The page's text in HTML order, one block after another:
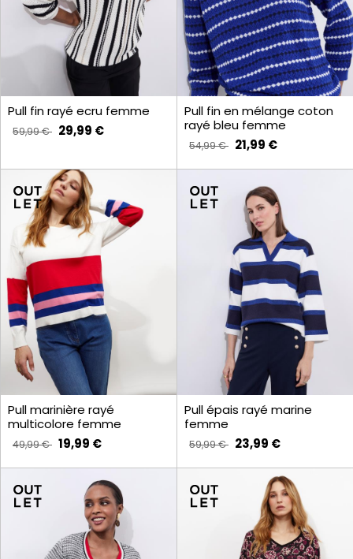
Pull fin rayé ecru femme
59,99 € 29,99 €
Pull fin en mélange coton
rayé bleu femme
54,99 € 21,99 €
Pull marinière rayé
multicolore femme
49,99 € 19,99 €
Pull épais rayé marine
femme
59,99 € 23,99 €